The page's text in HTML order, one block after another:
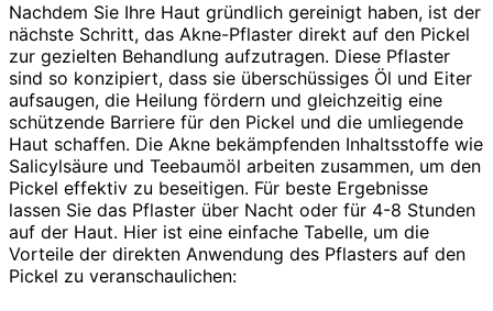
Nachdem Sie Ihre Haut gründlich gereinigt haben, ist der
nächste Schritt, das Akne-Pflaster direkt auf den Pickel
zur gezielten Behandlung aufzutragen. Diese Pflaster
sind so konzipiert, dass sie überschüssiges Öl und Eiter
aufsaugen, die Heilung fördern und gleichzeitig eine
schützende Barriere für den Pickel und die umliegende
Haut schaffen. Die Akne bekämpfenden Inhaltsstoffe wie
Salicylsäure und Teebaumöl arbeiten zusammen, um den
Pickel effektiv zu beseitigen. Für beste Ergebnisse
lassen Sie das Pflaster über Nacht oder für 4-8 Stunden
auf der Haut. Hier ist eine einfache Tabelle, um die
Vorteile der direkten Anwendung des Pflasters auf den
Pickel zu veranschaulichen: